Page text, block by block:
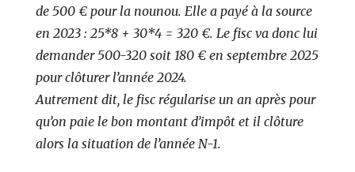
de 500 € pour la nounou. Elle a payé à la source
en 2023 : 25*8 + 30*4 = 320 €. Le fisc va donc lui
demander 500-320 soit 180 € en septembre 2025
pour clôturer l’année 2024.
Autrement dit, le fisc régularise un an après pour
qu’on paie le bon montant d’impôt et il clôture
alors la situation de l’année N-1.